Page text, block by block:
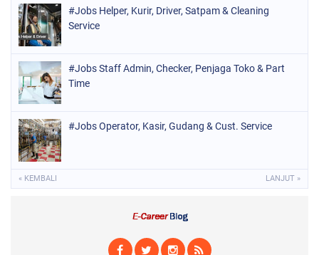
#Jobs Helper, Kurir, Driver, Satpam & Cleaning
Service
#Jobs Staff Admin, Checker, Penjaga Toko & Part
Time
#Jobs Operator, Kasir, Gudang & Cust. Service
« KEMBALI LANJUT »